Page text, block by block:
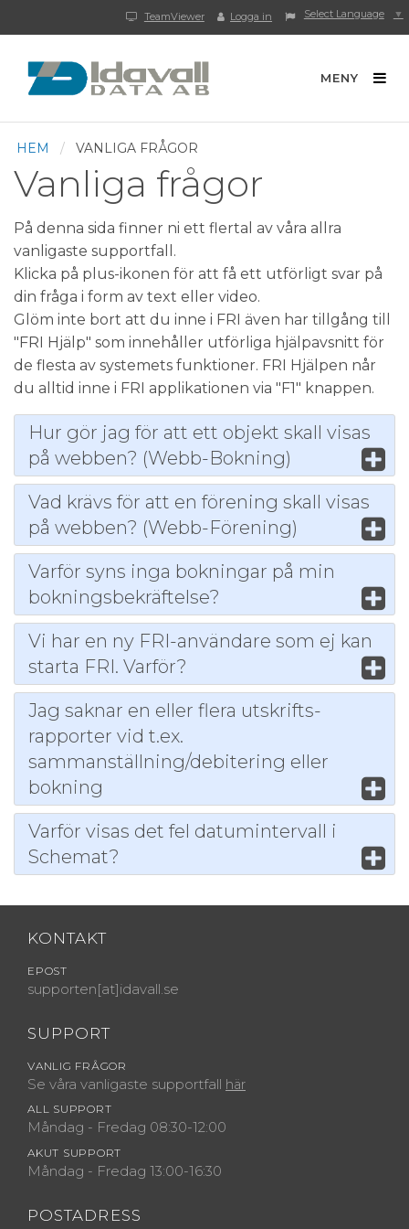
Select Language ▼
Logga in
TeamViewer
MENY
HEM VANLIGA FRÅGOR
Vanliga frågor
På denna sida finner ni ett flertal av våra allra
vanligaste supportfall.
Klicka på plus-ikonen för att få ett utförligt svar på
din fråga i form av text eller video.
Glöm inte bort att du inne i FRI även har tillgång till
"FRI Hjälp" som innehåller utförliga hjälpavsnitt för
de flesta av systemets funktioner. FRI Hjälpen når
du alltid inne i FRI applikationen via "F1" knappen.
Hur gör jag för att ett objekt skall visas
på webben? (Webb-Bokning)
Vad krävs för att en förening skall visas
på webben? (Webb-Förening)
Varför syns inga bokningar på min
bokningsbekräftelse?
Vi har en ny FRI-användare som ej kan
starta FRI. Varför?
Jag saknar en eller flera utskrifts-
rapporter vid t.ex.
sammanställning/debitering eller
bokning
Varför visas det fel datumintervall i
Schemat?
KONTAKT
EPOST
supporten[at]idavall.se
SUPPORT
VANLIG FRÅGOR
Se våra vanligaste supportfall här
ALL SUPPORT
Måndag - Fredag 08:30-12:00
AKUT SUPPORT
Måndag - Fredag 13:00-16:30
POSTADRESS